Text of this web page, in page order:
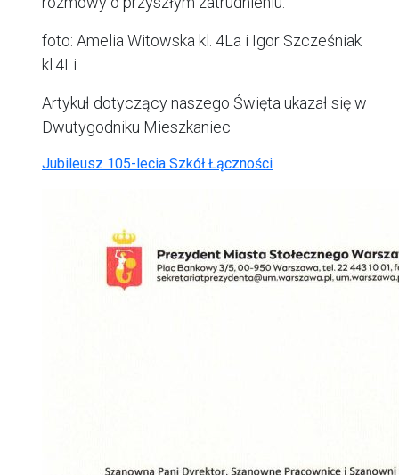
foto: Amelia Witowska kl. 4La i Igor Szcześniak
kl.4Li
Artykuł dotyczący naszego Święta ukazał się w
Dwutygodniku Mieszkaniec
Jubileusz 105-lecia Szkół Łączności